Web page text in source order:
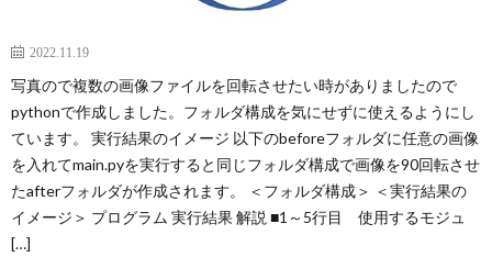
2022.11.19
写真ので複数の画像ファイルを回転させたい時がありましたので
pythonで作成しました。フォルダ構成を気にせずに使えるようにし
ています。 実行結果のイメージ 以下のbeforeフォルダに任意の画像
を入れてmain.pyを実行すると同じフォルダ構成で画像を90回転させ
たafterフォルダが作成されます。 ＜フォルダ構成＞ ＜実行結果の
イメージ＞ プログラム 実行結果 解説 ■1～5行目 使用するモジュ
[…]